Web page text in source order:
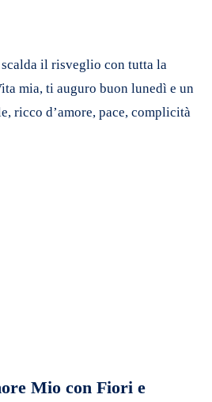
il risveglio con tutta la
mia, ti auguro buon lunedì e un
ricco d’amore, pace, complicità
Mio con Fiori e